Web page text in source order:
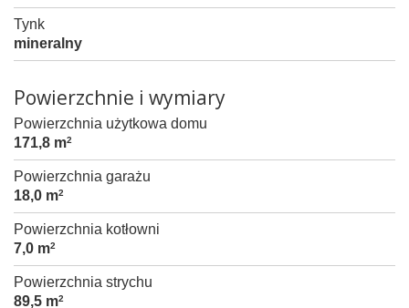
Tynk
mineralny
Powierzchnie i wymiary
Powierzchnia użytkowa domu
171,8 m2
Powierzchnia garażu
18,0 m2
Powierzchnia kotłowni
7,0 m2
Powierzchnia strychu
89,5 m2